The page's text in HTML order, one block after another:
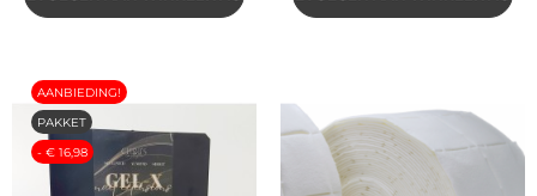
AANBIEDING!
PAKKET
- € 16,98